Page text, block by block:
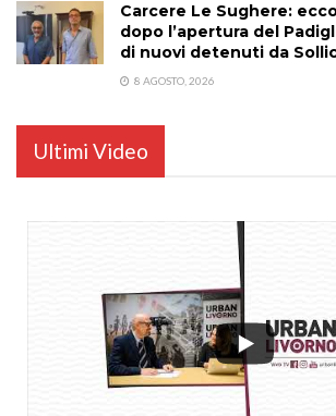
Carcere Le Sughere:
dopo l’apertura del
di nuovi detenuti da
8 AGOSTO, 2026
Ultimi Video